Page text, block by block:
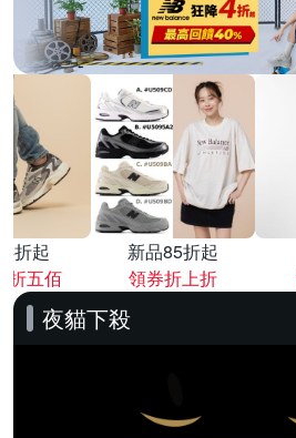
折起
折五佰
新品85折起
領券折上折
夜貓下殺